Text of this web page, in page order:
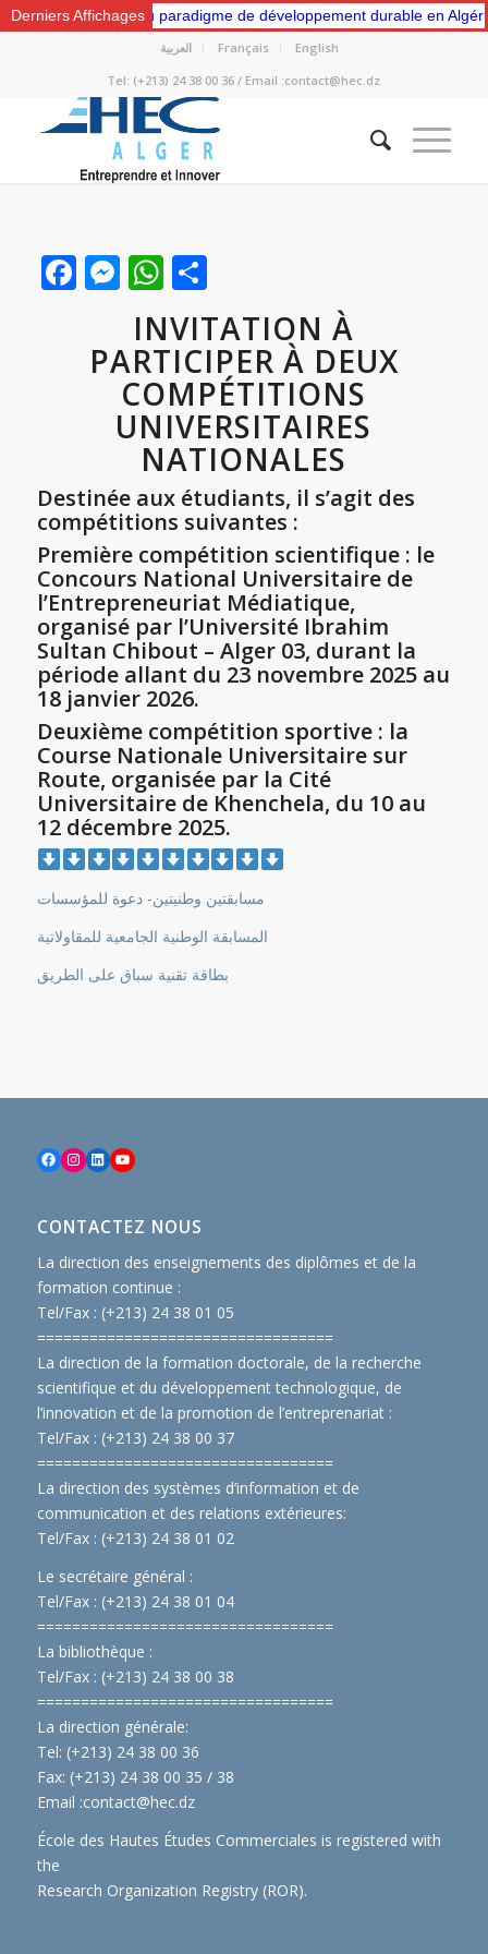
Derniers Affichages
un nouveau paradigme de développement durable en Algérie:
العربية Français
English
Tel: (+213) 24 38 00 36 / Email :contact@hec.dz
Facebook
Messenger
WhatsApp
Partager
INVITATION À
PARTICIPER À DEUX
COMPÉTITIONS
UNIVERSITAIRES
NATIONALES
Destinée aux étudiants, il s’agit des
compétitions suivantes :
Première compétition scientifique : le
Concours National Universitaire de
l’Entrepreneuriat Médiatique,
organisé par l’Université Ibrahim
Sultan Chibout – Alger 03, durant la
période allant du 23 novembre 2025 au
18 janvier 2026.
Deuxième compétition sportive : la
Course Nationale Universitaire sur
Route, organisée par la Cité
Universitaire de Khenchela, du 10 au
12 décembre 2025.
مسابقتين وطنيتين- دعوة للمؤسسات
المسابقة الوطنية الجامعية للمقاولاتية
بطاقة تقنية سباق على الطريق
Facebook
Instagram
LinkedInYouTube
CONTACTEZ NOUS
La direction des enseignements des diplômes et de la
formation continue :
Tel/Fax : (+213) 24 38 01 05
==================================
La direction de la formation doctorale, de la recherche
scientifique et du développement technologique, de
l’innovation et de la promotion de l’entreprenariat :
Tel/Fax : (+213) 24 38 00 37
==================================
La direction des systèmes d’information et de
communication et des relations extérieures:
Tel/Fax : (+213) 24 38 01 02
Le secrétaire général :
Tel/Fax : (+213) 24 38 01 04
==================================
La bibliothèque :
Tel/Fax : (+213) 24 38 00 38
==================================
La direction générale:
Tel: (+213) 24 38 00 36
Fax: (+213) 24 38 00 35 / 38
Email :contact@hec.dz
École des Hautes Études Commerciales is registered with
the
Research Organization Registry (ROR).